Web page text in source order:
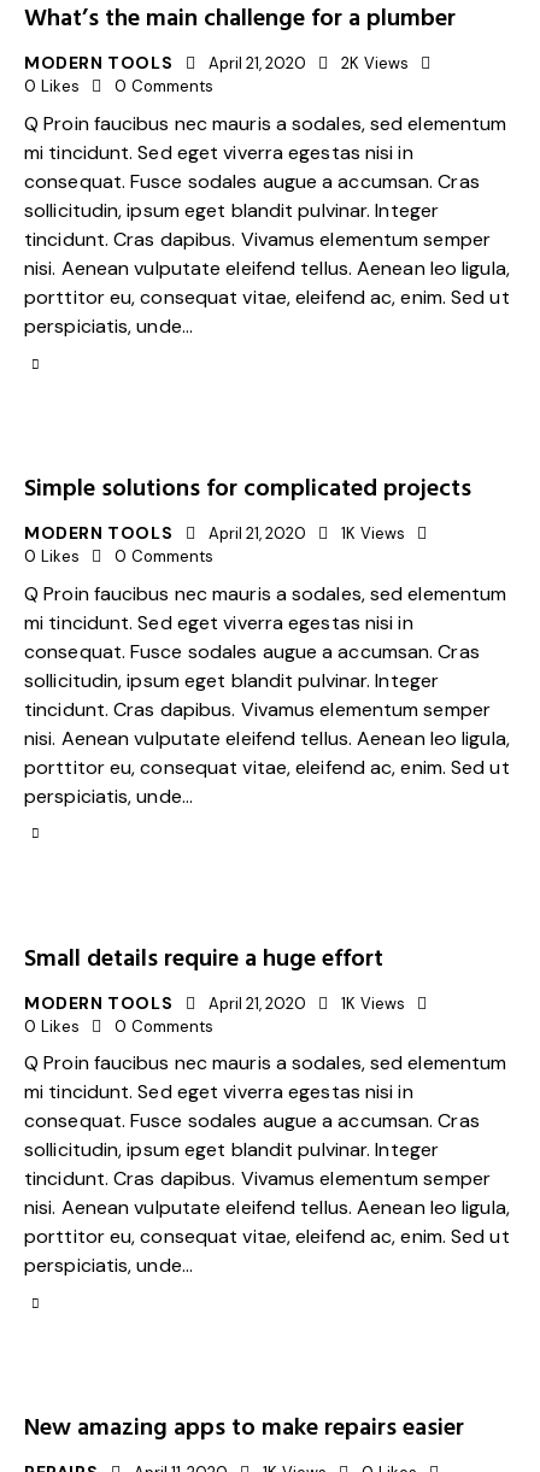
What’s the main challenge for a plumber
MODERN TOOLS April 21, 2020 2K Views
0 Likes 0 Comments
Q Proin faucibus nec mauris a sodales, sed elementum
mi tincidunt. Sed eget viverra egestas nisi in
consequat. Fusce sodales augue a accumsan. Cras
sollicitudin, ipsum eget blandit pulvinar. Integer
tincidunt. Cras dapibus. Vivamus elementum semper
nisi. Aenean vulputate eleifend tellus. Aenean leo ligula,
porttitor eu, consequat vitae, eleifend ac, enim. Sed ut
perspiciatis, unde…
Simple solutions for complicated projects
MODERN TOOLS April 21, 2020 1K Views
0 Likes 0 Comments
Q Proin faucibus nec mauris a sodales, sed elementum
mi tincidunt. Sed eget viverra egestas nisi in
consequat. Fusce sodales augue a accumsan. Cras
sollicitudin, ipsum eget blandit pulvinar. Integer
tincidunt. Cras dapibus. Vivamus elementum semper
nisi. Aenean vulputate eleifend tellus. Aenean leo ligula,
porttitor eu, consequat vitae, eleifend ac, enim. Sed ut
perspiciatis, unde…
Small details require a huge effort
MODERN TOOLS April 21, 2020 1K Views
0 Likes 0 Comments
Q Proin faucibus nec mauris a sodales, sed elementum
mi tincidunt. Sed eget viverra egestas nisi in
consequat. Fusce sodales augue a accumsan. Cras
sollicitudin, ipsum eget blandit pulvinar. Integer
tincidunt. Cras dapibus. Vivamus elementum semper
nisi. Aenean vulputate eleifend tellus. Aenean leo ligula,
porttitor eu, consequat vitae, eleifend ac, enim. Sed ut
perspiciatis, unde…
New amazing apps to make repairs easier